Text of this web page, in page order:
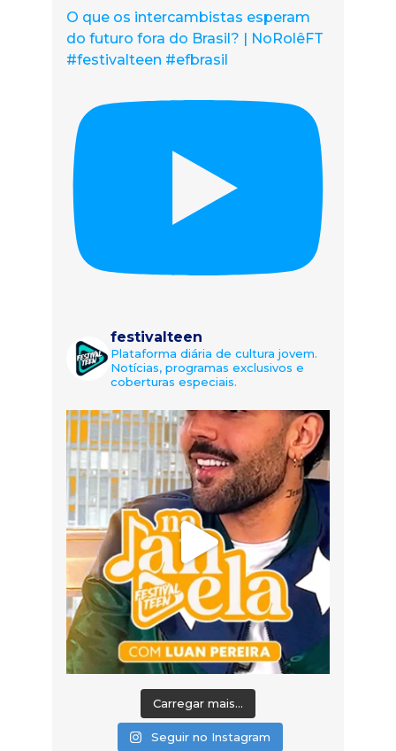
O que os intercambistas esperam
do futuro fora do Brasil? | NoRolêFT
#festivalteen #efbrasil
festivalteen
Plataforma diária de cultura jovem.
Notícias, programas exclusivos e
coberturas especiais.
Carregar mais...
Seguir no Instagram